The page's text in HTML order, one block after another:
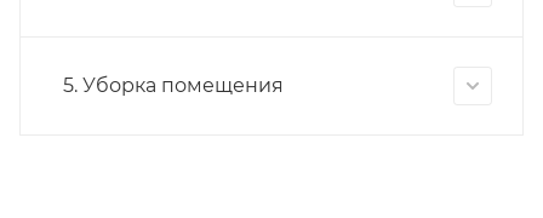
5. Уборка помещения